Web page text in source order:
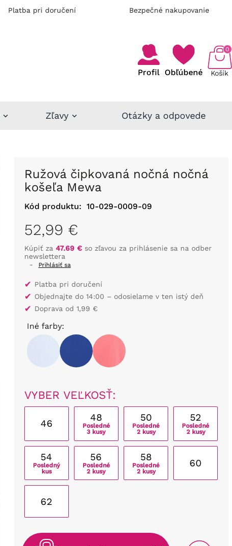
Platba pri doručení Bezpečné nakupovanie
Profil Obľúbené Košík
0
Zľavy Otázky a odpovede
Ružová čipkovaná nočná nočná
košeľa Mewa
Kód produktu: 10-029-0009-09
52,99 €
Kúpiť za 47.69 €so zľavou za prihlásenie sa na odber
newslettera
-
Prihlásiť sa
✔ Platba pri doručení
✔ Objednajte do 14:00 – odosielame v ten istý deň
✔ Doprava od 1,99 €
Iné farby:
VYBER VEĽKOSŤ:
46
48
Posledné
3 kusy
50
Posledné
2 kusy
52
Posledné
2 kusy
54
Posledný
kus
56
Posledné
2 kusy
58
Posledné
2 kusy
60
62